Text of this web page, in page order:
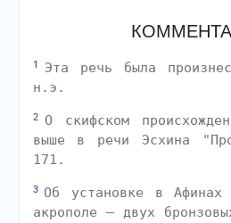
1
Эта речь была
н.э.
2
О скифском
выше в речи Эсхина
171.
3 Об установке в
акрополе — двух